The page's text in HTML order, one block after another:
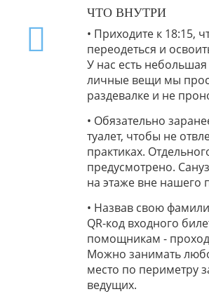
ЧТО ВНУТРИ
• Приходите к 18:15,
переодеться и
У нас есть
личные вещи мы
раздевалке и не
• Обязательно
туалет, чтобы не
практиках.
предусмотрено.
на этаже вне нашего
• Назвав свою
QR-код входного
помощникам -
Можно занимать
место по периметру
ведущих.